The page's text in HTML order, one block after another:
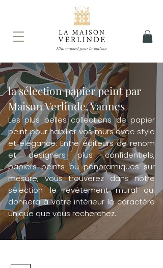
la sélection papier peint par
Maison Verlinde, Vannes
Les plus belles collections de papier
peint pour habiller vos murs avec style
et élégance. Entre éditeurs de renom
et designers plus confidentiels,
papiers peints ou panoramiques sur
mesure, vous trouverez dans notre
sélection le revêtement mural qui
donnera à votre intérieur le caractère
unique que vous recherchez.